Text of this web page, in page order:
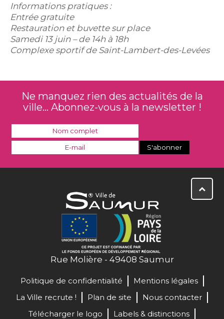
Informations pratiques :
Entrée gratuite
Restauration et buvette sur place
Samedi 13 juin – de 14h à 18h
Complexe sportif de Saint-Lambert-des-Levées
Ne manquez rien des actualités de la
ville... Abonnez-vous à la newsletter !
Rue Molière - 49408 Saumur
Politique de confidentialité
Mentions légales
La Ville recrute !
Plan de site
Nous contacter
Télécharger le logo
Labels & distinctions